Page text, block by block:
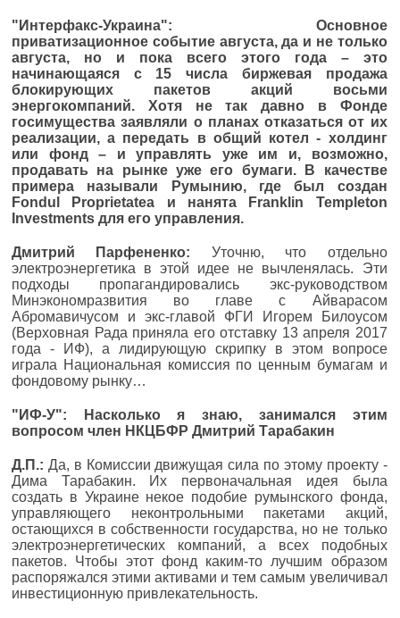
"Интерфакс-Украина": Основное
приватизационное событие августа, да и не только
августа, но и пока всего этого года – это
начинающаяся с 15 числа биржевая продажа
блокирующих пакетов акций восьми
энергокомпаний. Хотя не так давно в Фонде
госимущества заявляли о планах отказаться от их
реализации, а передать в общий котел - холдинг
или фонд – и управлять уже им и, возможно,
продавать на рынке уже его бумаги. В качестве
примера называли Румынию, где был создан
Fondul Proprietatea и нанята Franklin Templeton
Investments для его управления.
Дмитрий Парфененко: Уточню, что отдельно
электроэнергетика в этой идее не вычленялась. Эти
подходы пропагандировались экс-руководством
Минэкономразвития во главе с Айварасом
Абромавичусом и экс-главой ФГИ Игорем Билоусом
(Верховная Рада приняла его отставку 13 апреля 2017
года - ИФ), а лидирующую скрипку в этом вопросе
играла Национальная комиссия по ценным бумагам и
фондовому рынку…
"ИФ-У": Насколько я знаю, занимался этим
вопросом член НКЦБФР Дмитрий Тарабакин
Д.П.: Да, в Комиссии движущая сила по этому проекту -
Дима Тарабакин. Их первоначальная идея была
создать в Украине некое подобие румынского фонда,
управляющего неконтрольными пакетами акций,
остающихся в собственности государства, но не только
электроэнергетических компаний, а всех подобных
пакетов. Чтобы этот фонд каким-то лучшим образом
распоряжался этими активами и тем самым увеличивал
инвестиционную привлекательность.